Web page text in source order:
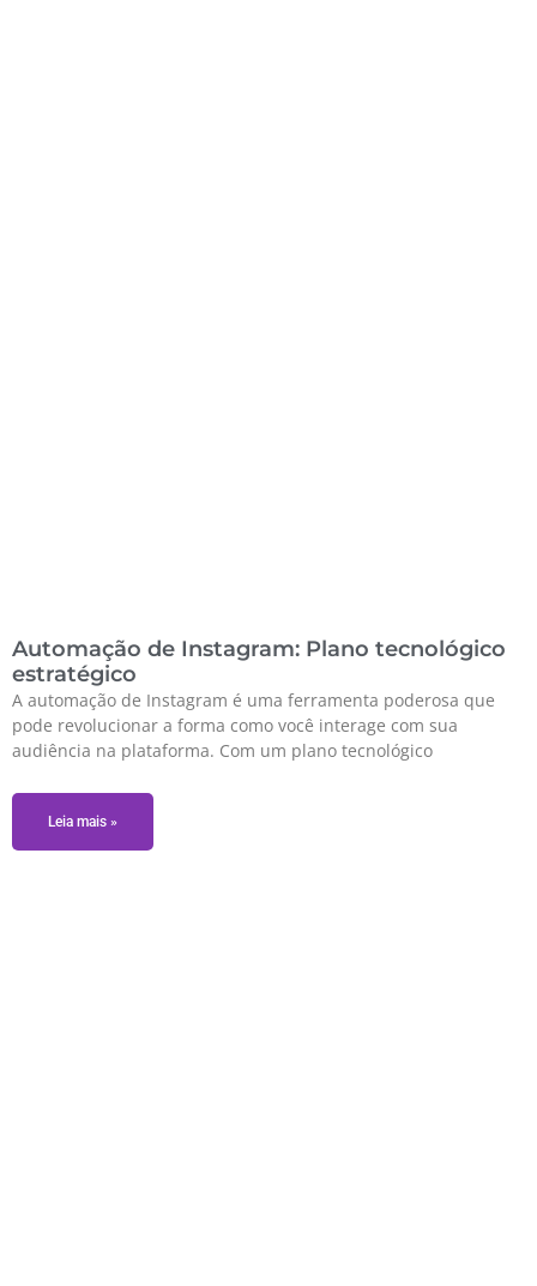
Automação de Instagram: Plano tecnológico
estratégico
A automação de Instagram é uma ferramenta poderosa que
pode revolucionar a forma como você interage com sua
audiência na plataforma. Com um plano tecnológico
Leia mais »